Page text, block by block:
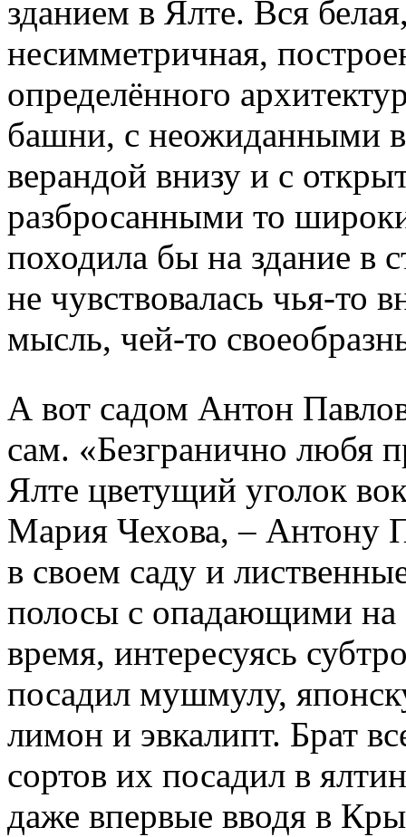
зданием в Ялте. Вся
несимметричная,
определённого
башни, с неожиданными
верандой внизу и с
разбросанными то
походила бы на здание в
не чувствовалась чья-то
мысль, чей-то
А вот садом Антон
сам. «Безгранично любя
Ялте цветущий уголок
Мария Чехова, – Антону
в своем саду и
полосы с опадающими на
время, интересуясь
посадил мушмулу,
лимон и эвкалипт. Брат
сортов их посадил в
даже впервые вводя в